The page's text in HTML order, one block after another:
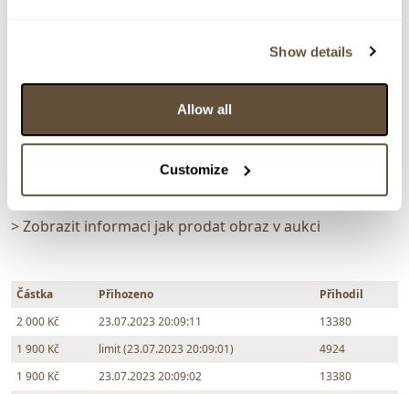
Show details
Allow all
Customize
500 Kč
vydraženo za:
2 000 Kč
Zpět na aukční výsledky
Chcete prodat obraz od stejného autora?
> Zobrazit informaci jak prodat obraz v aukci
Částka Přihozeno
Přihodil
2 000 Kč
23.07.2023 20:09:11
13380
1 900 Kč
limit (23.07.2023 20:09:01)
4924
1 900 Kč
23.07.2023 20:09:02 13380